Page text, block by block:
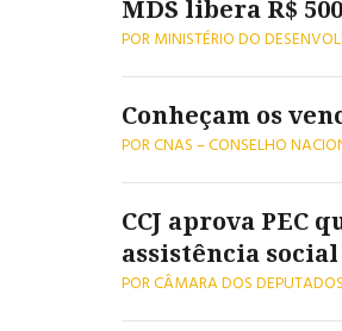
MDS libera R$
POR MINISTÉRIO DO
Conheçam os
POR CNAS – CONSELHO
CCJ aprova PEC
assistência social
POR CÂMARA DOS DEPUTADOS